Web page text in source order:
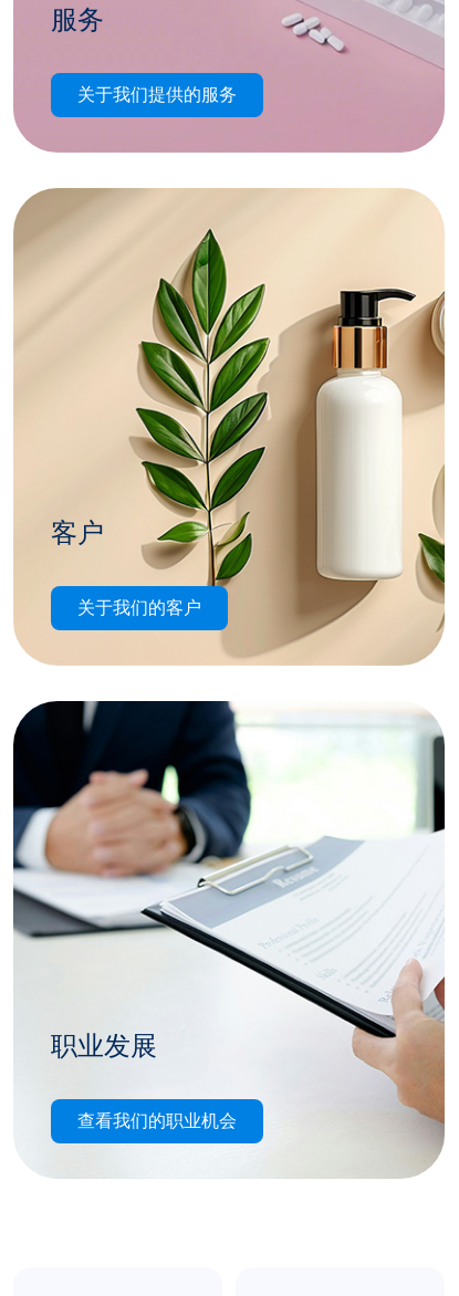
服务
我们为全球客户提供包装功能的开发、设计、
工程、图形制作、测试、规范管理和咨询服
关于我们提供的服务
客户
我们的一些知名客户包括但不限于在美洲、亚
洲和欧洲运营的许多最大的快速消费品/食品/
关于我们的客户
职业发展
Equity Packaging 提供各级别激动人心且富有
回报的职业机会。探索您在个人和专业方面成
查看我们的职业机会